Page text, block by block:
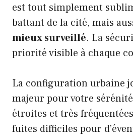
est tout simplement
battant de la cité, mais
mieux surveillé. La
priorité visible à chaque
La configuration urbaine
majeur pour votre
étroites et très
fuites difficiles pour